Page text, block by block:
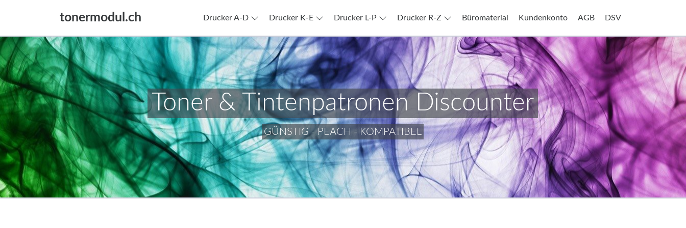
tonermodul.ch Drucker A-D Drucker K-E Drucker L-P Drucker R-Z Büromaterial Kundenkonto AGB DSV
Toner & Tintenpatronen Discounter
GÜNSTIG - PEACH - KOMPATIBEL